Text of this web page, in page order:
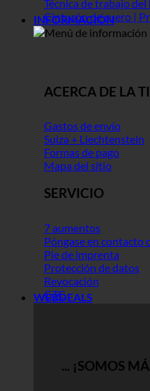
Técnica de trabajo
Cinturón de cuero |
INFORMACIÓN
ACERCA DE LA
Gastos de envío
Suiza + Liechtenstein
Formas de pago
Mapa del sitio
SERVICIO
7 aumentos
Póngase en contacto
Pie de imprenta
Protección de datos
Revocación
GTC
WEBDEALS
... ¡SOMOS